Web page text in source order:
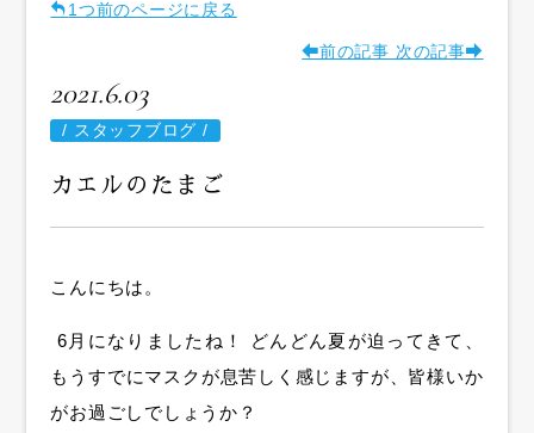
1つ前のページに戻る
前の記事 次の記事
2021.6.03
/ スタッフブログ /
カエルのたまご
こんにちは。
6月 になりましたね！ どんどん夏が迫ってきて、
もうすでにマスクが息苦しく感じますが、皆様いか
がお過ごしでしょうか？